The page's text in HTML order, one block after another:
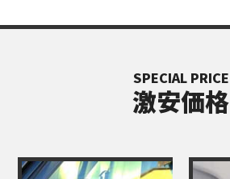
SPECIAL PRICE
激安価格